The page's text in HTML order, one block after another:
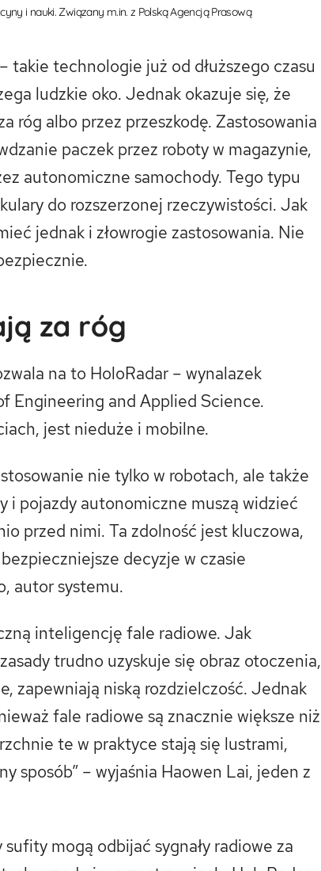
i nauki. Związany m.in. z Polską Agencją Prasową
takie technologie już od dłuższego czasu
ludzkie oko. Jednak okazuje się, że
róg albo przez przeszkodę. Zastosowania
paczek przez roboty w magazynie,
autonomiczne samochody. Tego typu
do rozszerzonej rzeczywistości. Jak
jednak i złowrogie zastosowania. Nie
za róg
na to HoloRadar – wynalazek
Engineering and Applied Science.
jest nieduże i mobilne.
nie tylko w robotach, ale także
i pojazdy autonomiczne muszą widzieć
przed nimi. Ta zdolność jest kluczowa,
decyzje w czasie
autor systemu.
inteligencję fale radiowe. Jak
trudno uzyskuje się obraz otoczenia,
zapewniają niską rozdzielczość. Jednak
fale radiowe są znacznie większe niż
te w praktyce stają się lustrami,
sposób” – wyjaśnia Haowen Lai, jeden z
mogą odbijać sygnały radiowe za